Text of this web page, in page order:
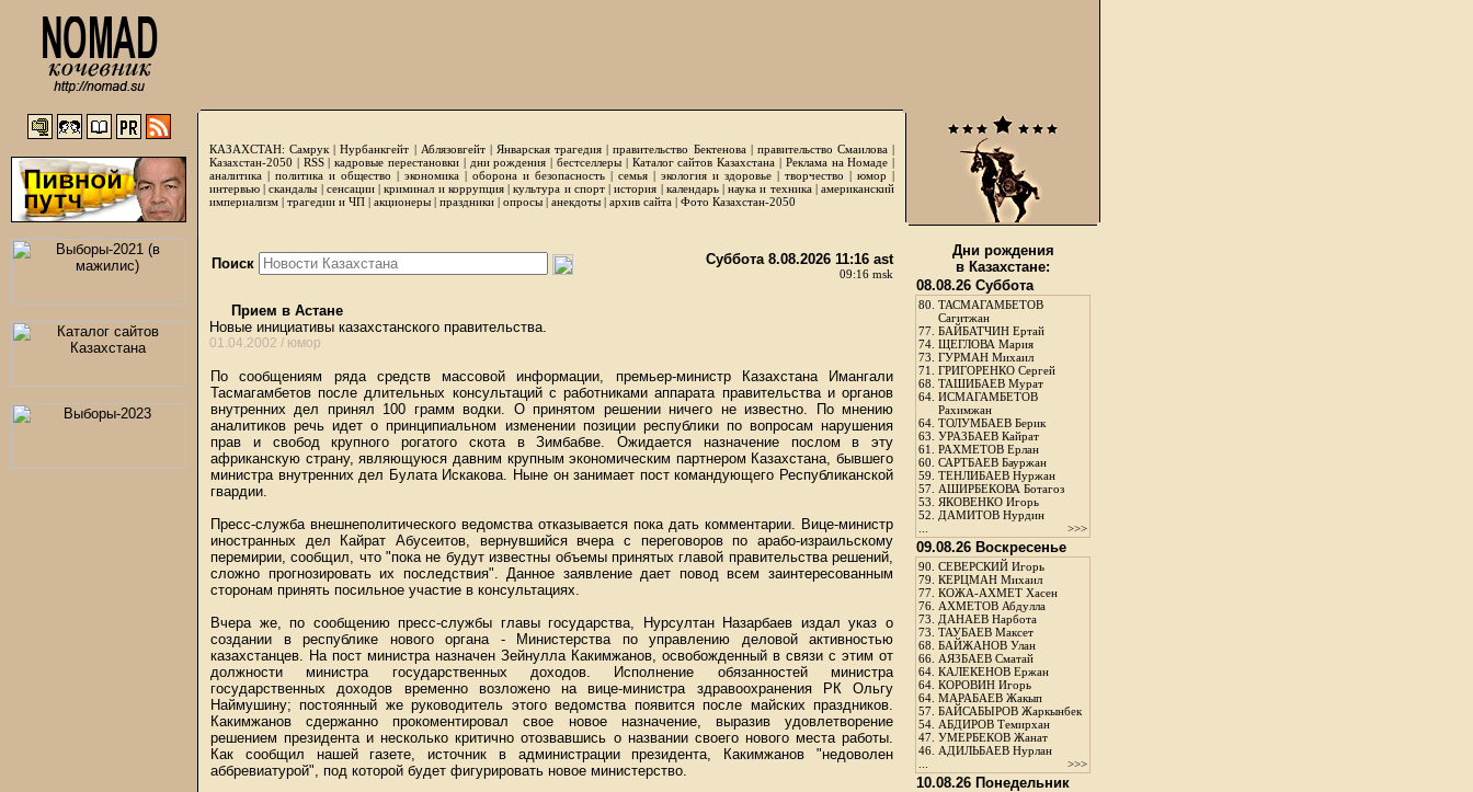
КАЗАХСТАН: Самрук |Нурбанкгейт | Аблязовгейт| Январская трагедия |правительство Бектенова| правительство Смаилова|
Казахстан-2050 | RSS|кадровые перестановки| дни рождения | бестселлеры| Каталог сайтов Казахстана | Реклама на Номаде |
аналитика | политика и общество | экономика | оборона и безопасность | семья | экология и здоровье | творчество | юмор |
интервью |скандалы | сенсации|криминал и коррупция|культура и спорт|история | календарь|наука и техника|американский
империализм | трагедии и ЧП | акционеры | праздники | опросы | анекдоты | архив сайта | Фото Казахстан-2050
Поиск Суббота 8.08.2026 11:16 ast
09:16 msk
Прием в Астане
Новые инициативы казахстанского правительства.
01.04.2002 / юмор
По сообщениям ряда средств массовой информации, премьер-министр Казахстана Имангали
Тасмагамбетов после длительных консультаций с работниками аппарата правительства и органов
внутренних дел принял 100 грамм водки. О принятом решении ничего не известно. По мнению
аналитиков речь идет о принципиальном изменении позиции республики по вопросам нарушения
прав и свобод крупного рогатого скота в Зимбабве. Ожидается назначение послом в эту
африканскую страну, являющуюся давним крупным экономическим партнером Казахстана, бывшего
министра внутренних дел Булата Искакова. Ныне он занимает пост командующего Республиканской
гвардии.
Пресс-служба внешнеполитического ведомства отказывается пока дать комментарии. Вице-министр
иностранных дел Кайрат Абусеитов, вернувшийся вчера с переговоров по арабо-израильскому
перемирии, сообщил, что "пока не будут известны объемы принятых главой правительства решений,
сложно прогнозировать их последствия". Данное заявление дает повод всем заинтересованным
сторонам принять посильное участие в консультациях.
Вчера же, по сообщению пресс-службы главы государства, Нурсултан Назарбаев издал указ о
создании в республике нового органа - Министерства по управлению деловой активностью
казахстанцев. На пост министра назначен Зейнулла Какимжанов, освобожденный в связи с этим от
должности министра государственных доходов. Исполнение обязанностей министра
государственных доходов временно возложено на вице-министра здравоохранения РК Ольгу
Наймушину; постоянный же руководитель этого ведомства появится после майских праздников.
Какимжанов сдержанно прокоментировал свое новое назначение, выразив удовлетворение
решением президента и несколько критично отозвавшись о названии своего нового места работы.
Как сообщил нашей газете, источник в администрации президента, Какимжанов "недоволен
аббревиатурой", под которой будет фигурировать новое министерство.
Дни рождения
в Казахстане:
08.08.26 Суббота
80. ТАСМАГАМБЕТОВ
Сагитжан
77. БАЙБАТЧИН Ертай
74. ЩЕГЛОВА Мария
73. ГУРМАН Михаил
71. ГРИГОРЕНКО Сергей
68. ТАШИБАЕВ Мурат
64. ИСМАГАМБЕТОВ
Рахимжан
64. ТОЛУМБАЕВ Берик
63. УРАЗБАЕВ Кайрат
61. РАХМЕТОВ Ерлан
60. САРТБАЕВ Бауржан
59. ТЕНЛИБАЕВ Нуржан
57. АШИРБЕКОВА Ботагоз
53. ЯКОВЕНКО Игорь
52. ДАМИТОВ Нурдин
>>>
09.08.26 Воскресенье
90. СЕВЕРСКИЙ Игорь
79. КЕРЦМАН Михаил
77. КОЖА-АХМЕТ Хасен
76. АХМЕТОВ Абдулла
73. ДАНАЕВ Нарбота
73. ТАУБАЕВ Максет
68. БАЙЖАНОВ Улан
66. АЯЗБАЕВ Сматай
64. КАЛЕКЕНОВ Ержан
64. КОРОВИН Игорь
64. МАРАБАЕВ Жакып
57. БАЙСАБЫРОВ Жаркынбек
54. АБДИРОВ Темирхан
47. УМЕРБЕКОВ Жанат
46. АДИЛЬБАЕВ Нурлан
>>>
10.08.26 Понедельник